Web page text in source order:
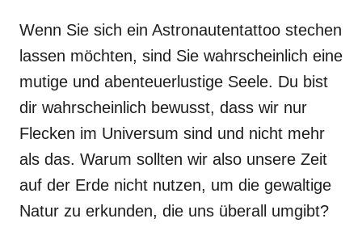
Wenn Sie sich ein Astronautentattoo stechen
lassen möchten, sind Sie wahrscheinlich eine
mutige und abenteuerlustige Seele. Du bist
dir wahrscheinlich bewusst, dass wir nur
Flecken im Universum sind und nicht mehr
als das. Warum sollten wir also unsere Zeit
auf der Erde nicht nutzen, um die gewaltige
Natur zu erkunden, die uns überall umgibt?